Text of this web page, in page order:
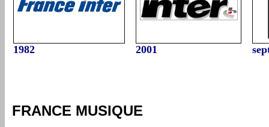
1982 2001
FRANCE MUSIQUE